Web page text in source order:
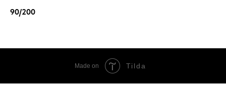
90/200
Made on Tilda